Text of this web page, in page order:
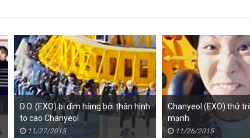
D.O. (EXO) bị dìm hàng bởi thân hình
to cao Chanyeol
11/27/2015
Chanyeol (EXO) thử
mạnh
11/26/2015